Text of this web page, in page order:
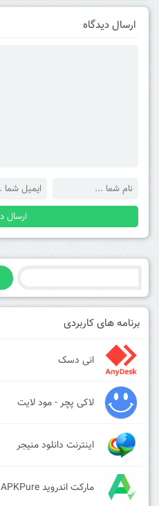
ارسال دیدگاه
برنامه های کاربردی
انی دسک
لاکی پچر - مود لایت
اینترنت دانلود منیجر
مارکت اندروید APKPure